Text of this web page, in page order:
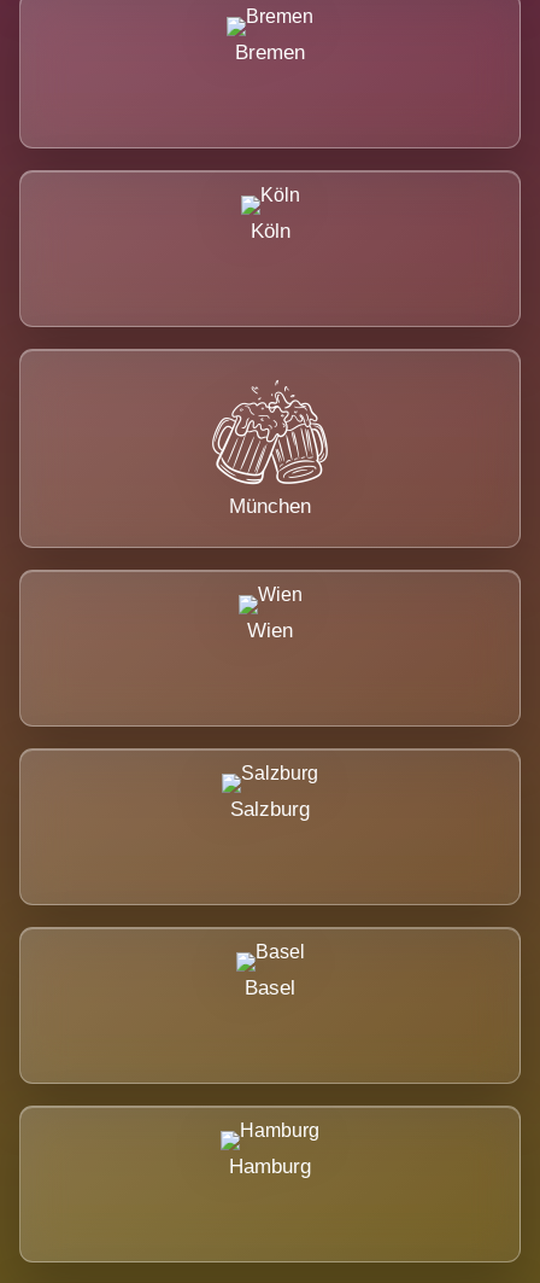
Bremen
Köln
München
Wien
Salzburg
Basel
Hamburg